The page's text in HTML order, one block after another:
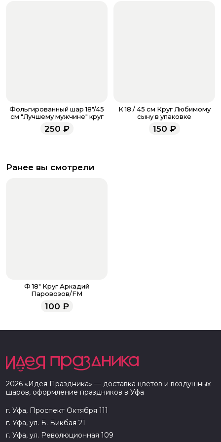
Фольгированный шар 18"/45
см "Лучшему мужчине" круг
250 ₽
К 18 / 45 см Круг Любимому
сыну в упаковке
150 ₽
Ранее вы смотрели
Ф 18" Круг Аркадий
Паровозов/FM
100 ₽
2026 «Идея Праздника» — доставка цветов и воздушных
шаров, оформление праздников в Уфа
г. Уфа, Проспект Октября 111
г. Уфа, ул. Б. Бикбая 21
г. Уфа, ул. Революционная 109